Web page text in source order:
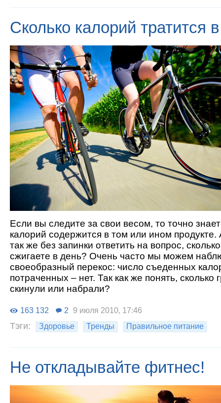
Сколько калорий тратится
Если вы следите за свои весом, то точно
калорий содержится в том или ином
так же без запинки ответить на вопрос,
сжигаете в день? Очень часто мы можем
своеобразный перекос: число съеденных
потраченных – нет. Так как же понять,
скинули или набрали?
163 132 2 9 июля 2010, 17:46
Тэги: Здоровье Тренды Правильное питание
Не откладывайте фитнес!